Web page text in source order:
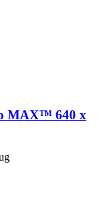
MAX™ 640 x